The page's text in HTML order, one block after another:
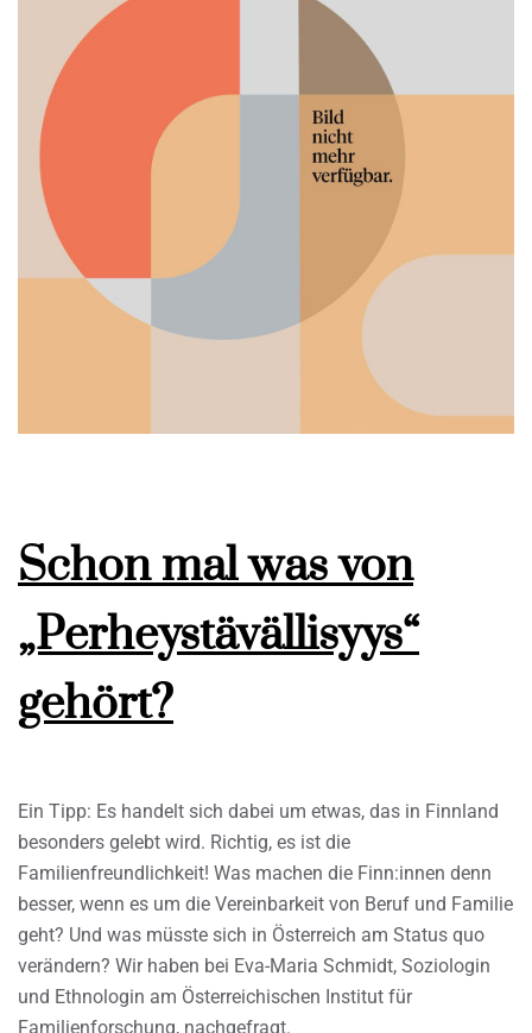
Schon mal was von
„Perheystävällisyys“
gehört?
Ein Tipp: Es handelt sich dabei um etwas, das in Finnland
besonders gelebt wird. Richtig, es ist die
Familienfreundlichkeit! Was machen die Finn:innen denn
besser, wenn es um die Vereinbarkeit von Beruf und Familie
geht? Und was müsste sich in Österreich am Status quo
verändern? Wir haben bei Eva-Maria Schmidt, Soziologin
und Ethnologin am Österreichischen Institut für
Familienforschung, nachgefragt.